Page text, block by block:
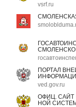
vsrf.ru
ПОРТАЛ
ved.gov.ru
ОФИЦ.
НОЙ